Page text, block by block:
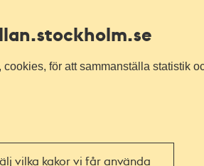
.stockholm.se
för att sammanställa statistik
vilka kakor vi får använda